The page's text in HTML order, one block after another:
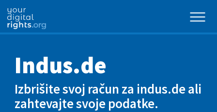
Indus.de
Izbrišite svoj račun za indus.de ali
zahtevajte svoje podatke.